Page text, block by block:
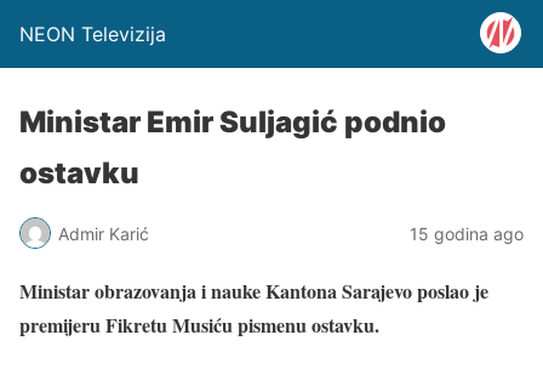
NEON Televizija
Ministar Emir Suljagić podnio
ostavku
Admir Karić 15 godina ago
Ministar obrazovanja i nauke Kantona Sarajevo poslao je
premijeru Fikretu Musiću pismenu ostavku.